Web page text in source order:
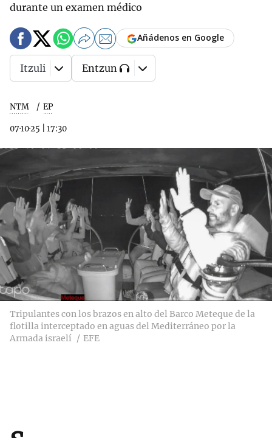
durante un examen médico
NTM EP
07·10·25 17:30
Añádenos en Google
Itzuli Entzun
Tripulantes con los brazos en alto del Barco Meteque de la
flotilla interceptado en aguas del Mediterráneo por la
Armada israelí
EFE